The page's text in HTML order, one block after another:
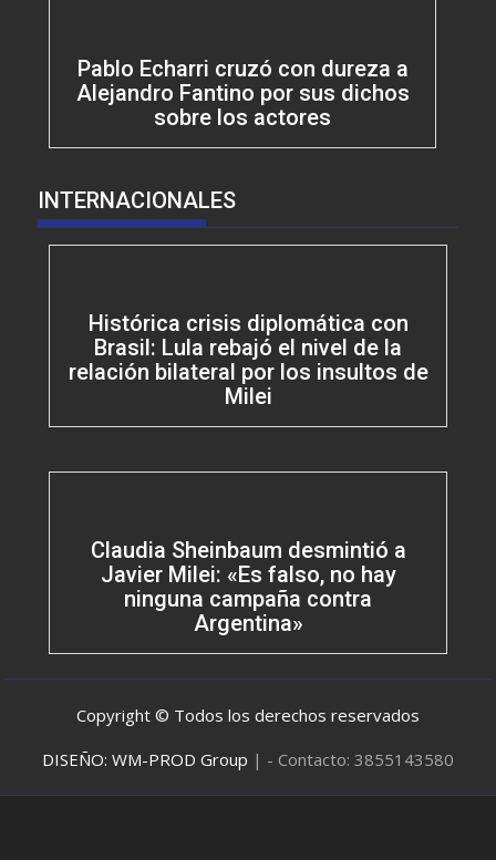
Pablo Echarri cruzó con dureza a
Alejandro Fantino por sus dichos
sobre los actores
INTERNACIONALES
Histórica crisis diplomática con
Brasil: Lula rebajó el nivel de la
relación bilateral por los insultos de
Milei
Claudia Sheinbaum desmintió a
Javier Milei: «Es falso, no hay
ninguna campaña contra
Argentina»
Copyright © Todos los derechos reservados
DISEÑO: WM-PROD Group | - Contacto: 3855143580